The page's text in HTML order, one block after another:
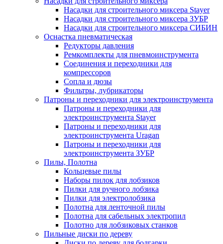
Насадки для строительного миксера Stayer
Насадки для строительного миксера ЗУБР
Насадки для строительного миксера СИБИН
Оснастка пневматическая
Редукторы давления
Ремкомплекты для пневмоинструмента
Соединения и переходники для
компрессоров
Сопла и дюзы
Фильтры, лубрикаторы
Патроны и переходники для электроинструмента
Патроны и переходники для
электроинструмента Stayer
Патроны и переходники для
электроинструмента Uragan
Патроны и переходники для
электроинструмента ЗУБР
Пилы, Полотна
Кольцевые пилы
Наборы пилок для лобзиков
Пилки для ручного лобзика
Пилки для электролобзика
Полотна для ленточной пилы
Полотна для сабельных электропил
Полотно для лобзиковых станков
Пильные диски по дереву